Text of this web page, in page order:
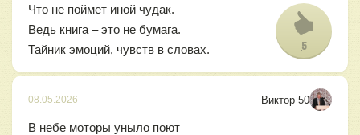
Что не поймет иной чудак.
Ведь книга – это не бумага.
Тайник эмоций, чувств в словах.
5
08.05.2026 Виктор 50
В небе моторы уныло поют